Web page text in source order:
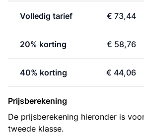
Volledig tarief € 73,44
20% korting € 58,76
40% korting € 44,06
Prijsberekening
De prijsberekening hieronder is
tweede klasse.